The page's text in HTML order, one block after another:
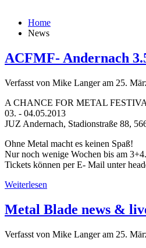
Home
News
ACFMF- Andernach
Verfasst von Mike Langer am 25.
A CHANCE FOR METAL
03. - 04.05.2013
JUZ Andernach, Stadionstraße 88,
Ohne Metal macht es keinen Spaß!
Nur noch wenige Wochen bis am
Tickets können per E- Mail unter
Weiterlesen
Metal Blade news &
Verfasst von Mike Langer am 25.